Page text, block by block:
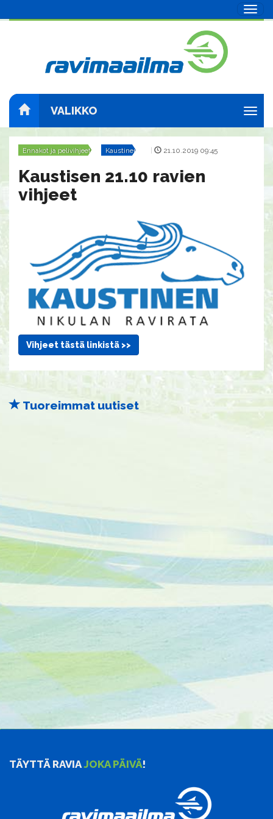
VALIKKO
Ennakot ja pelivihjeet Kaustinen 21.10.2019 09:45
Kaustisen 21.10 ravien
vihjeet
Vihjeet tästä linkistä >>
Tuoreimmat uutiset
TÄYTTÄ RAVIAJOKA PÄIVÄ!